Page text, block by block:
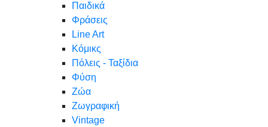
Παιδικά
Φράσεις
Line Art
Κόμικς
Πόλεις - Ταξίδια
Φύση
Ζώα
Ζωγραφική
Vintage